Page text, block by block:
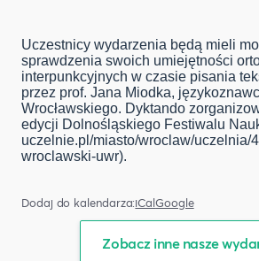
Uczestnicy wydarzenia będą mieli
sprawdzenia swoich umiejętności
interpunkcyjnych w czasie pisania
przez prof. Jana Miodka,
Wrocławskiego. Dyktando
edycji Dolnośląskiego Festiwalu
uczelnie.pl/miasto/wroclaw/uczelnia/
wroclawski-uwr).
Dodaj do kalendarza:iCalGoogle
Zobacz inne nasze